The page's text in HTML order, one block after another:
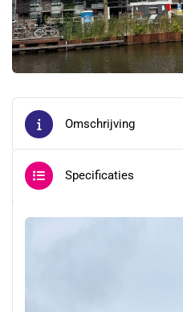
Omschrijving
Specificaties